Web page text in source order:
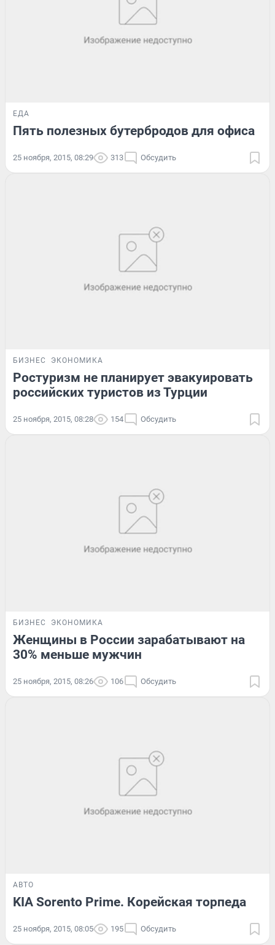
ЕДА
Пять полезных бутербродов для офиса
25 ноября, 2015, 08:29 313 Обсудить
БИЗНЕС ЭКОНОМИКА
Ростуризм не планирует эвакуировать
российских туристов из Турции
25 ноября, 2015, 08:28 154 Обсудить
БИЗНЕС ЭКОНОМИКА
Женщины в России зарабатывают на
30% меньше мужчин
25 ноября, 2015, 08:26 106 Обсудить
АВТО
KIA Sorento Prime. Корейская торпеда
25 ноября, 2015, 08:05 195 Обсудить